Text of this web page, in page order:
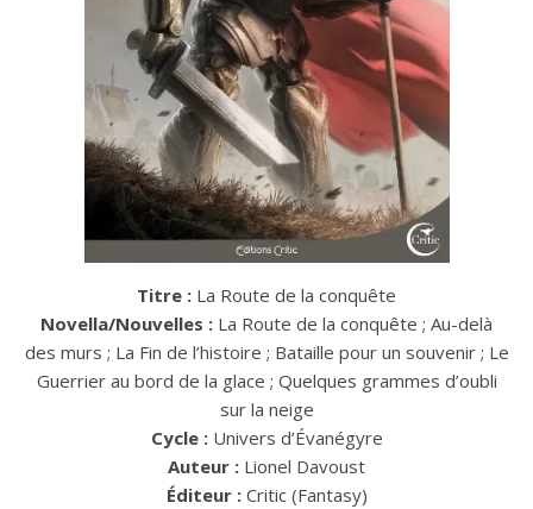
Titre : La Route de la conquête
Novella/Nouvelles : La Route de la conquête ; Au-delà
des murs ; La Fin de l’histoire ; Bataille pour un souvenir ; Le
Guerrier au bord de la glace ; Quelques grammes d’oubli
sur la neige
Cycle : Univers d’Évanégyre
Auteur : Lionel Davoust
Éditeur : Critic (Fantasy)